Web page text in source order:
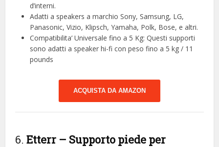
d’interni.
Adatti a speakers a marchio Sony, Samsung, LG,
Panasonic, Vizio, Klipsch, Yamaha, Polk, Bose, e altri.
Compatibilita’ Universale fino a 5 Kg: Questi supporti
sono adatti a speaker hi-fi con peso fino a 5 kg / 11
pounds
ACQUISTA DA AMAZON
6.Etterr – Supporto piede per